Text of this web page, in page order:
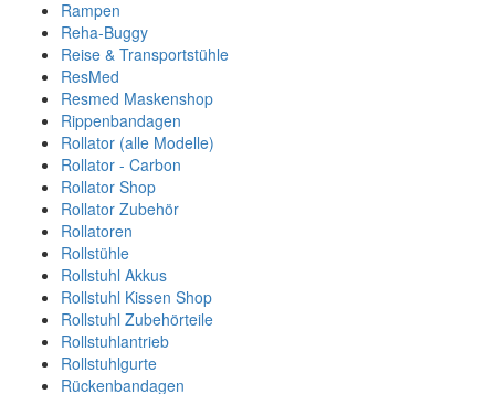
Rampen
Reha-Buggy
Reise & Transportstühle
ResMed
Resmed Maskenshop
Rippenbandagen
Rollator (alle Modelle)
Rollator - Carbon
Rollator Shop
Rollator Zubehör
Rollatoren
Rollstühle
Rollstuhl Akkus
Rollstuhl Kissen Shop
Rollstuhl Zubehörteile
Rollstuhlantrieb
Rollstuhlgurte
Rückenbandagen